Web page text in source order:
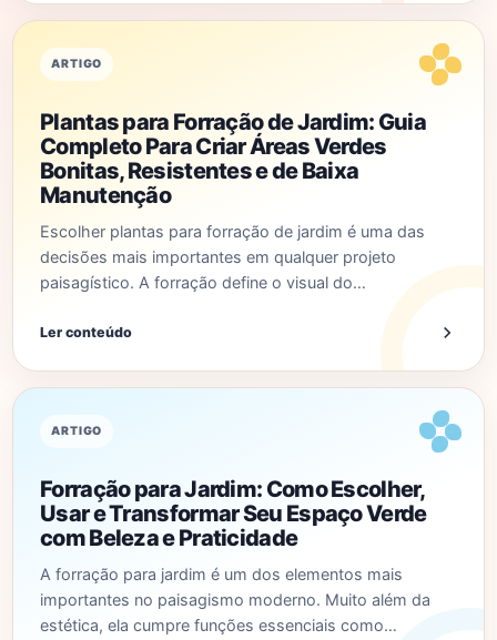
ARTIGO
Plantas para Forração de Jardim: Guia
Completo Para Criar Áreas Verdes
Bonitas, Resistentes e de Baixa
Manutenção
Escolher plantas para forração de jardim é uma das
decisões mais importantes em qualquer projeto
paisagístico. A forração define o visual do…
Ler conteúdo
ARTIGO
Forração para Jardim: Como Escolher,
Usar e Transformar Seu Espaço Verde
com Beleza e Praticidade
A forração para jardim é um dos elementos mais
importantes no paisagismo moderno. Muito além da
estética, ela cumpre funções essenciais como…